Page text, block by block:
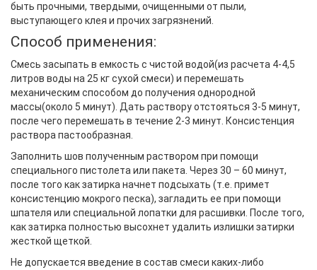
быть прочными, твердыми, очищенными от пыли,
выступающего клея и прочих загрязнений.
Способ применения:
Смесь засыпать в емкость с чистой водой(из расчета 4-4,5
литров воды на 25 кг сухой смеси) и перемешать
механическим способом до получения однородной
массы(около 5 минут). Дать раствору отстояться 3-5 минут,
после чего перемешать в течение 2-3 минут. Консистенция
раствора пастообразная.
Заполнить шов полученным раствором при помощи
специального пистолета или пакета. Через 30 – 60 минут,
после того как затирка начнет подсыхать (т.е. примет
консистенцию мокрого песка), загладить ее при помощи
шпателя или специальной лопатки для расшивки. После того,
как затирка полностью высохнет удалить излишки затирки
жесткой щеткой.
Не допускается введение в состав смеси каких-либо